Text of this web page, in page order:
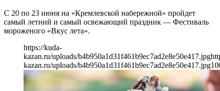
С 20 по 23 июня на «Кремлевской набережной» пройдет
самый летний и самый освежающий праздник — Фестиваль
мороженого «Вкус лета».
https://kuda-
kazan.ru/uploads/b4b950a1d31f461b9ec7ad2e8e50e417.jpg
kazan.ru/uploads/b4b950a1d31f461b9ec7ad2e8e50e417.jpg